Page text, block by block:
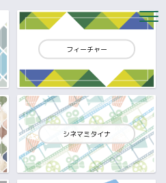
フィーチャー
シネマミタイナ